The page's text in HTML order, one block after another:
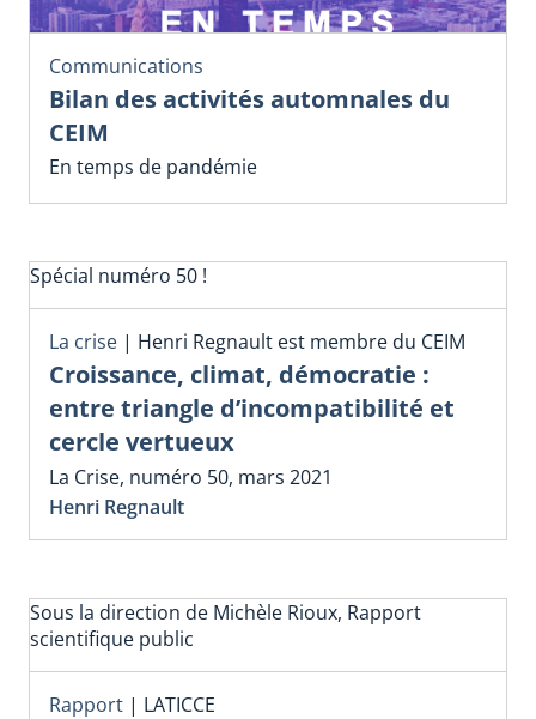
Communications
Bilan des activités automnales du
CEIM
En temps de pandémie
Spécial numéro 50 !
La crise | Henri Regnault est membre du CEIM
Croissance, climat, démocratie :
entre triangle d’incompatibilité et
cercle vertueux
La Crise, numéro 50, mars 2021
Henri Regnault
Sous la direction de Michèle Rioux, Rapport
scientifique public
Rapport | LATICCE